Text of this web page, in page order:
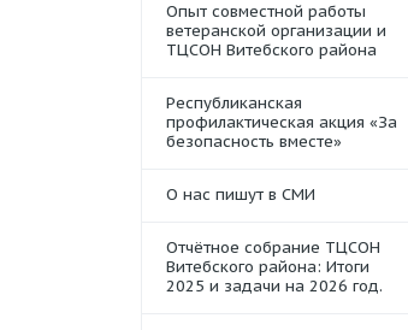
Опыт совместной работы
ветеранской организации и
ТЦСОН Витебского района
Республиканская
профилактическая акция «За
безопасность вместе»
О нас пишут в СМИ
Отчётное собрание ТЦСОН
Витебского района: Итоги
2025 и задачи на 2026 год.